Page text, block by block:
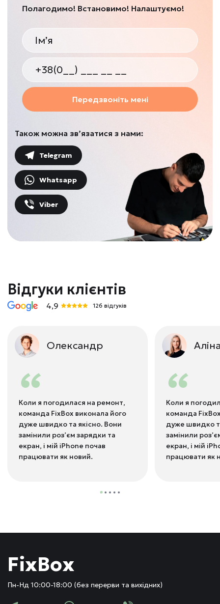
Полагодимо! Встановимо! Налаштуємо!
Передзвоніть мені
Також можна зв’язатися з нами:
Telegram
Whatsapp
Viber
Відгуки клієнтів
4,9 126 відгуків
Олександр
“
Коли я погодилася на ремонт,
команда FixBox виконала його
дуже швидко та якісно. Вони
замінили роз’єм зарядки та
екран, і мій iPhone почав
працювати як новий.
“
Коли я
команда
дуже швидко
замінили
екран, і мій
працювати як
FixBox
Пн-Нд 10:00-18:00 (без перерви та вихідних)